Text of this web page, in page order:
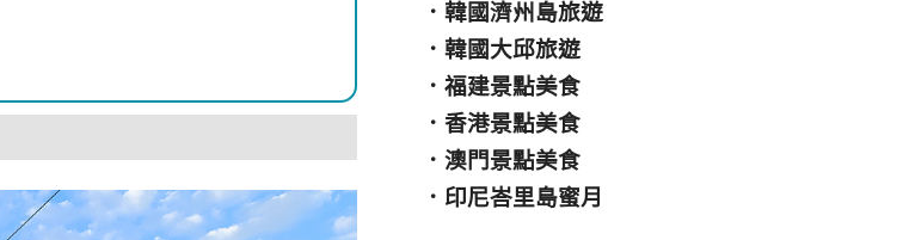
．韓國濟州島旅遊
．韓國大邱旅遊
．福建景點美食
．香港景點美食
．澳門景點美食
． 印尼峇里島蜜月